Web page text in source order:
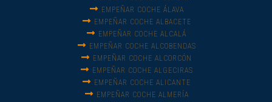
EMPEÑAR COCHE ÁLAVA
EMPEÑAR COCHE ALBACETE
EMPEÑAR COCHE ALCALÁ
EMPEÑAR COCHE ALCOBENDAS
EMPEÑAR COCHE ALCORCÓN
EMPEÑAR COCHE ALGECIRAS
EMPEÑAR COCHE ALICANTE
EMPEÑAR COCHE ALMERÍA